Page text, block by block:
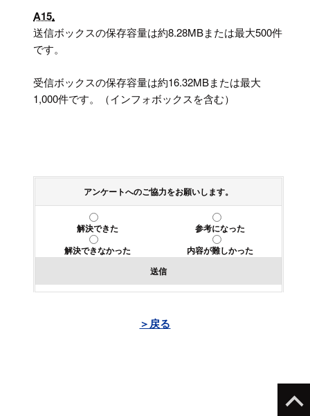
A15
送信ボックスの保存容量は約8.28MBまたは最大500件
です。
受信ボックスの保存容量は約16.32MBまたは最大
1,000件です。（インフォボックスを含む）
アンケートへのご協力をお願いします。
解決できた
参考になった
解決できなかった
内容が難しかった
送信
＞戻る